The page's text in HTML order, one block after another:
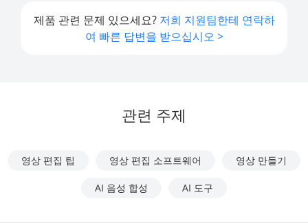
제품 관련 문제 있으세요? 저희 지원팀한테 연락하
여 빠른 답변을 받으십시오 >
관련 주제
영상 편집 팁 영상 편집 소프트웨어 영상 만들기
AI 음성 합성 AI 도구